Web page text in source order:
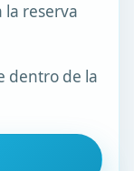
la reserva
dentro de la